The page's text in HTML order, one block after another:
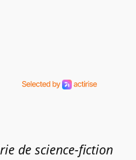
de science-fiction